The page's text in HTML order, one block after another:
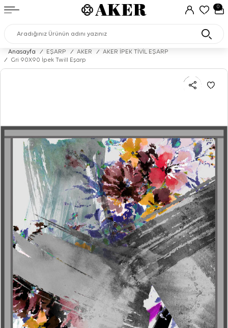
0
Anasayfa / EŞARP / AKER /
AKER İPEK TİVİL EŞARP
/
Gri 90X90 İpek Twill Eşarp